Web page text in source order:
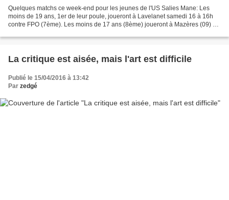
Quelques matchs ce week-end pour les jeunes de l'US Salies Mane: Les
moins de 19 ans, 1er de leur poule, joueront à Lavelanet samedi 16 à 16h
contre FPO (7ème). Les moins de 17 ans (8ème) joueront à Mazères (09) à
La critique est aisée, mais l'art est difficile
Publié le 15/04/2016 à 13:42
Par zedgé